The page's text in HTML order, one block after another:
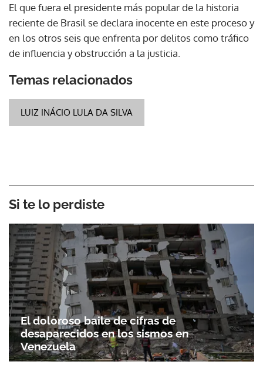
El que fuera el presidente más popular de la historia
reciente de Brasil se declara inocente en este proceso y
en los otros seis que enfrenta por delitos como tráfico
de influencia y obstrucción a la justicia.
Temas relacionados
LUIZ INÁCIO LULA DA SILVA
Si te lo perdiste
El doloroso baile de cifras de
desaparecidos en los sismos en
Venezuela